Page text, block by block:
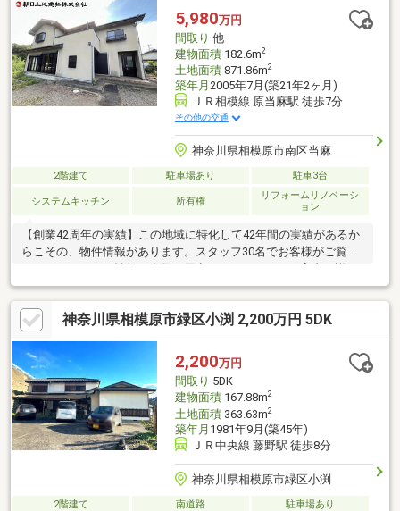
りやすいいちばんワクワクする不動産ネットワークへCENTURY21
アイ建設グループ創業39年の経験と実績を生かし、最適をご提案
致します。
5,980万円
間取り 他
建物面積182.6m2
土地面積871.86m2
築年月 2005年7月(築21年2ヶ月)
ＪＲ相模線 原当麻駅 徒歩7分
その他の交通
神奈川県相模原市南区当麻
2階建て 駐車場あり 駐車3台
システムキッチン 所有権
リフォームリノベーシ
ョン
【創業42周年の実績】この地域に特化して42年間の実績があるか
らこその、物件情報があります。スタッフ30名でお客様がご覧に
な資料のご請求はお気軽にどうぞ！インターネット、チラシなど
に掲載できない物件も多数ございます！■朝日土地建物 橋本店は
新築一戸建てやマンションなど不動産の購入・売却をサポートす
る橋本駅徒歩2分の不動産会社です。■未公開物件情報も多数ござ
います！不動産に関する事はなんでもお気軽にご連絡ください。
■キッズスペースもご用意しております。ＤＶＤ、おもちゃ、絵
本などキッズスペースも充実させております。
神奈川県相模原市緑区小渕 2,200万円 5DK
2,200万円
間取り 5DK
建物面積167.88m2
土地面積363.63m2
築年月 1981年9月(築45年)
ＪＲ中央線 藤野駅 徒歩8分
神奈川県相模原市緑区小渕
2階建て 南道路
駐車場あり